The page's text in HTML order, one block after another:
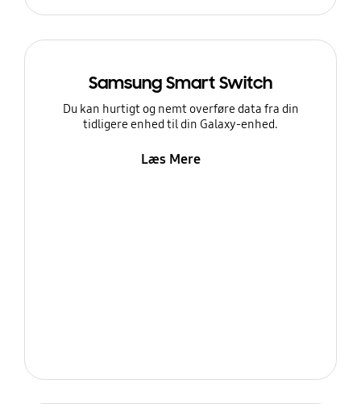
Samsung Smart Switch
Du kan hurtigt og nemt overføre data fra din
tidligere enhed til din Galaxy-enhed.
Læs Mere